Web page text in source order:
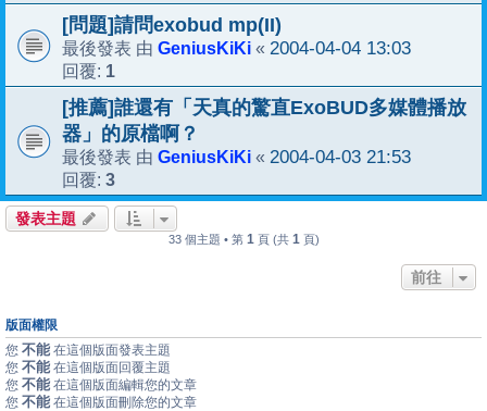
[問題]請問exobud mp(II)
最後發表 由 GeniusKiKi « 2004-04-04 13:03
回覆: 1
[推薦]誰還有「天真的驚直ExoBUD多媒體播放
器」的原檔啊？
最後發表 由 GeniusKiKi « 2004-04-03 21:53
回覆: 3
發表主題
33 個主題 • 第 1 頁 (共 1 頁)
前往
版面權限
您 不能 在這個版面發表主題
您 不能 在這個版面回覆主題
您 不能 在這個版面編輯您的文章
您 不能 在這個版面刪除您的文章